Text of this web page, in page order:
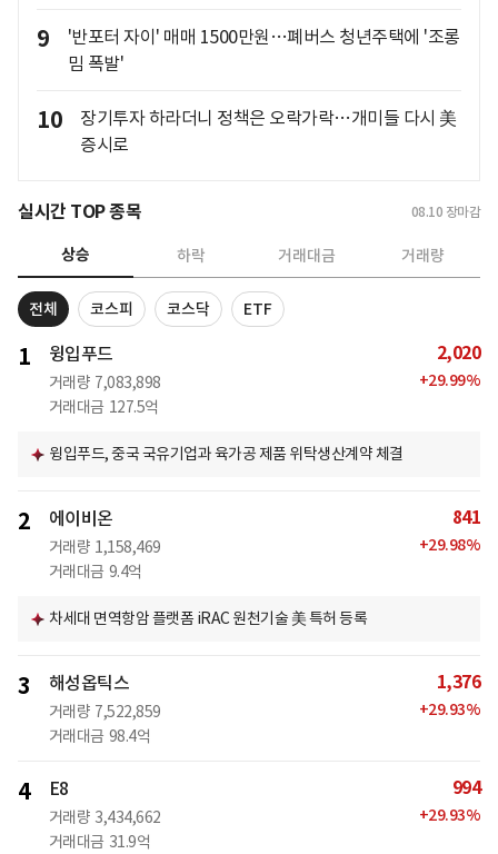
9
'반포터 자이' 매매 1500만원…폐버스 청년주택에 '조롱
밈 폭발'
10
장기투자 하라더니 정책은 오락가락…개미들 다시 美
증시로
실시간 TOP 종목 08.10 장마감
상승 하락 거래대금 거래량
전체 코스피 코스닥 ETF
1 윙입푸드
거래량 7,083,898
거래대금 127.5억
2,020
+29.99%
윙입푸드, 중국 국유기업과 육가공 제품 위탁생산계약 체결
2 에이비온
거래량 1,158,469
거래대금 9.4억
841
+29.98%
차세대 면역항암 플랫폼 iRAC 원천기술 美 특허 등록
3 해성옵틱스
거래량 7,522,859
거래대금 98.4억
1,376
+29.93%
4 E8
거래량 3,434,662
거래대금 31.9억
994
+29.93%